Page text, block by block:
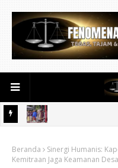
Bersama Jaga
Beranda
Sinergi Humanis:
Kemitraan Jaga Keamanan Desa